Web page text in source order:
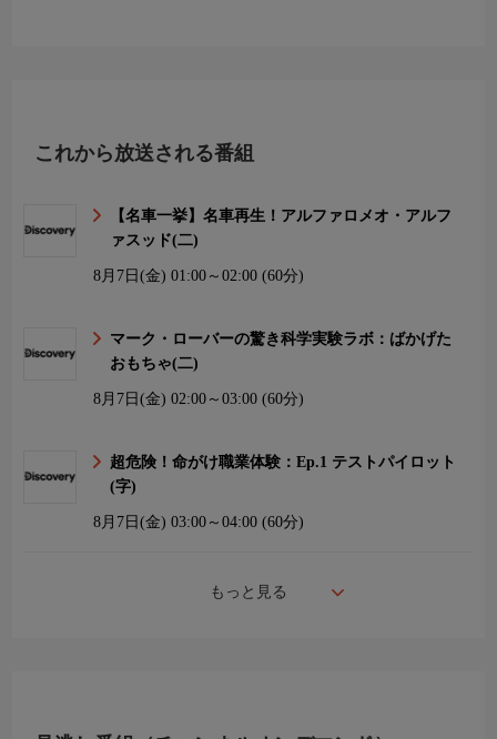
これから放送される番組
【名車一挙】名車再生！アルファロメオ・アルフ
ァスッド(二)
8月7日(金)01:00～02:00 (60分)
マーク・ローバーの驚き科学実験ラボ：ばかげた
おもちゃ(二)
8月7日(金)02:00～03:00 (60分)
超危険！命がけ職業体験：Ep.1 テストパイロット
(字)
8月7日(金)03:00～04:00 (60分)
もっと見る